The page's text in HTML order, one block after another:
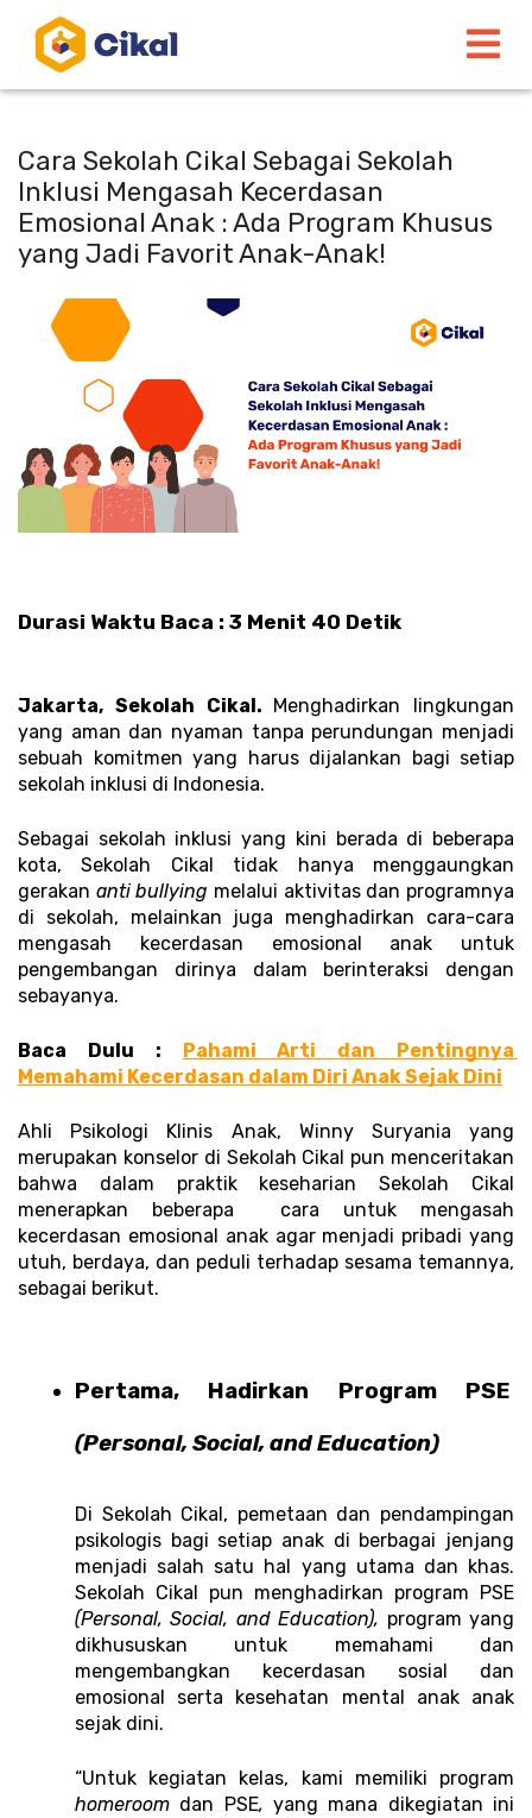
Cara Sekolah Cikal Sebagai Sekolah
Inklusi Mengasah Kecerdasan
Emosional Anak : Ada Program Khusus
yang Jadi Favorit Anak-Anak!
Durasi Waktu Baca : 3 Menit 40 Detik
Jakarta, Sekolah Cikal. Menghadirkan lingkungan
yang aman dan nyaman tanpa perundungan menjadi
sebuah komitmen yang harus dijalankan bagi setiap
sekolah inklusi di Indonesia.
Sebagai sekolah inklusi yang kini berada di beberapa
kota, Sekolah Cikal tidak hanya menggaungkan
gerakan anti bullying melalui aktivitas dan programnya
di sekolah, melainkan juga menghadirkan cara-cara
mengasah kecerdasan emosional anak untuk
pengembangan dirinya dalam berinteraksi dengan
sebayanya.
Baca Dulu :
Pahami Arti dan Pentingnya
Memahami Kecerdasan dalam Diri Anak Sejak Dini
Ahli Psikologi Klinis Anak, Winny Suryania yang
merupakan konselor di Sekolah Cikal pun menceritakan
bahwa dalam praktik keseharian Sekolah Cikal
menerapkan beberapa  cara untuk mengasah
kecerdasan emosional anak agar menjadi pribadi yang
utuh, berdaya, dan peduli terhadap sesama temannya,
sebagai berikut.
(Personal, Social, and Education)
Di Sekolah Cikal, pemetaan dan pendampingan
psikologis bagi setiap anak di berbagai jenjang
menjadi salah satu hal yang utama dan khas.
(Personal, Social, and Education), program yang
dikhususkan untuk memahami dan
mengembangkan kecerdasan sosial dan
emosional serta kesehatan mental anak anak
sejak dini.
homeroom dan PSE, yang mana dikegiatan ini